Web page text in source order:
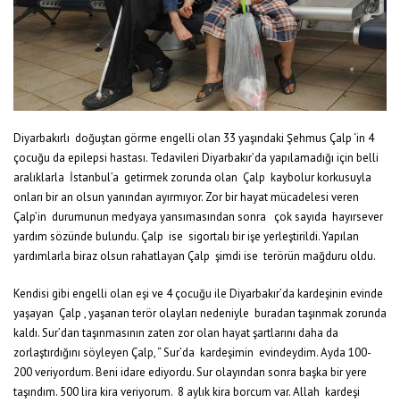
Diyarbakırlı doğuştan görme engelli olan 33 yaşındaki Şehmus Çalp ‘in 4
çocuğu da epilepsi hastası. Tedavileri Diyarbakır’da yapılamadığı için belli
aralıklarla İstanbul’a getirmek zorunda olan Çalp kaybolur korkusuyla
onları bir an olsun yanından ayırmıyor. Zor bir hayat mücadelesi veren
Çalp’in durumunun medyaya yansımasından sonra çok sayıda hayırsever
yardım sözünde bulundu. Çalp ise sigortalı bir işe yerleştirildi. Yapılan
yardımlarla biraz olsun rahatlayan Çalp şimdi ise terörün mağduru oldu.
Kendisi gibi engelli olan eşi ve 4 çocuğu ile Diyarbakır’da kardeşinin evinde
yaşayan Çalp , yaşanan terör olayları nedeniyle buradan taşınmak zorunda
kaldı. Sur’dan taşınmasının zaten zor olan hayat şartlarını daha da
zorlaştırdığını söyleyen Çalp, “ Sur’da kardeşimin evindeydim. Ayda 100-
200 veriyordum. Beni idare ediyordu. Sur olayından sonra başka bir yere
taşındım. 500 lira kira veriyorum. 8 aylık kira borcum var. Allah kardeşi